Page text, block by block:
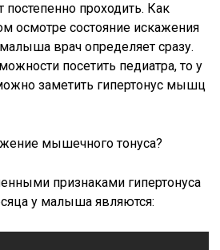
постепенно проходить. Как
осмотре состояние искажения
врач определяет сразу.
посетить педиатра, то у
заметить гипертонус мышц
мышечного тонуса?
признаками гипертонуса
у малыша являются: